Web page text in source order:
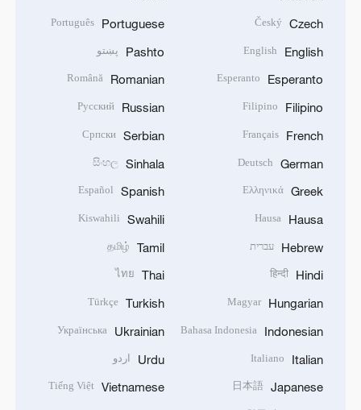
Czech
Český
English
English
Esperanto
Esperanto
Filipino
Filipino
French
Français
German
Deutsch
Greek
Ελληνικά
Hausa
Hausa
Hebrew עברית
Hindi
हिन्दी
Hungarian
Magyar
Indonesian
Bahasa Indonesia
Italian
Italiano
Japanese
日本語
Portuguese
Português
Pashto پښتو
Romanian
Română
Russian
Русский
Serbian
Српски
Sinhala
සිංහල
Spanish
Español
Swahili
Kiswahili
Tamil
தமிழ்
Thai
ไทย
Turkish
Türkçe
Ukrainian
Українська
Urdu اردو
Vietnamese
Tiếng Việt